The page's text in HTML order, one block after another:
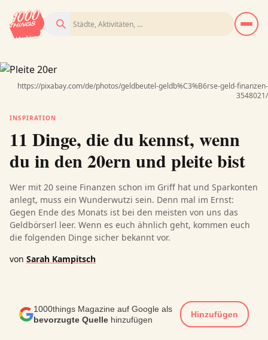
Suchen
https://pixabay.com/de/photos/geldbeutel-geldb%C3%B6rse-geld-finanzen-
3548021/
INSPIRATION
11 Dinge, die du kennst, wenn
du in den 20ern und pleite bist
Wer mit 20 seine Finanzen schon im Griff hat und Sparkonten
anlegt, muss ein Wunderwutzi sein. Denn mal im Ernst:
Gegen Ende des Monats ist bei den meisten von uns das
Geldbörserl leer. Wenn es euch ähnlich geht, kommen euch
die folgenden Dinge sicher bekannt vor.
von Sarah Kampitsch
1000things Magazine auf Google als
bevorzugte Quelle hinzufügen
Hinzufügen